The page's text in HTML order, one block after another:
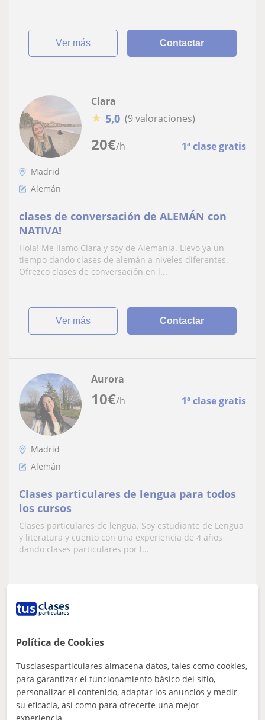
ver más Contactar
20€/h 1ª clase gratis
Clara
★ 5,0 (9 valoraciones)
Madrid
Alemán
clases de conversación de ALEMÁN con
NATIVA!
Hola! Me llamo Clara y soy de Alemania. Llevo ya un
tiempo dando clases de alemán a niveles diferentes.
Ofrezco clases de conversación en l...
ver más Contactar
10€/h 1ª clase gratis
Aurora
Madrid
Alemán
Clases particulares de lengua para todos
los cursos
Clases particulares de lengua. Soy estudiante de Lengua
y literatura y cuento con una experiencia de 4 años
dando clases particulares por l...
Destacado
Profesor Verificado
★ 5,0 (5 valoraciones)
Política de Cookies
Tusclasesparticulares almacena datos, tales como cookies,
para garantizar el funcionamiento básico del sitio,
personalizar el contenido, adaptar los anuncios y medir
su eficacia, así como para ofrecerte una mejor
experiencia.